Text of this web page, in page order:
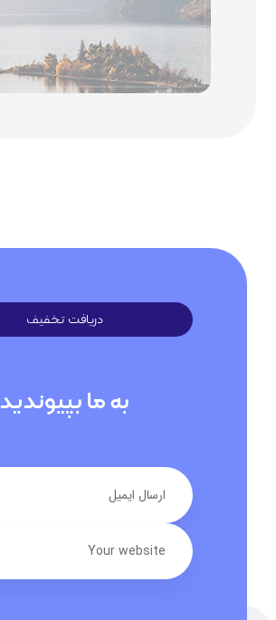
دریافت تخفیف
به ما بپیوندید